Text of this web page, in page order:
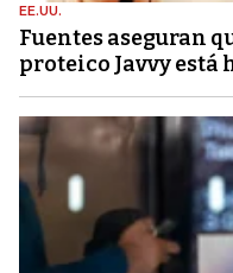
EE.UU.
Fuentes aseguran
proteico Javvy está